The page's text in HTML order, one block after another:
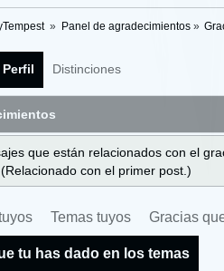
» Panel de agradecimientos»
Distinciones
que están relacionados con el
con el primer post.)
Temas tuyos Gracias
tu has dado en los temas